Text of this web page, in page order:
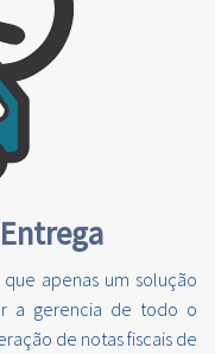
apenas um solução
a gerencia de todo o
de notas fiscais de